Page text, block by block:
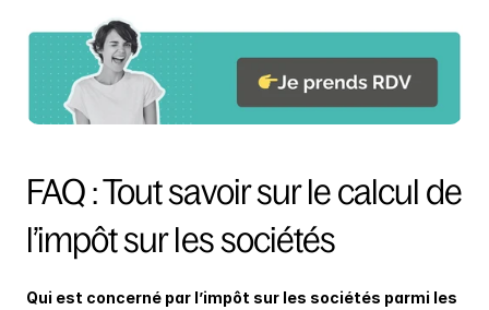
FAQ : Tout savoir sur le calcul de
l’impôt sur les sociétés
Qui est concerné par l’impôt sur les sociétés parmi les